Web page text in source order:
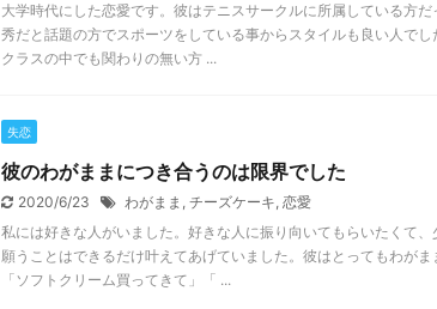
大学時代にした恋愛です。彼はテニスサークルに所属している方
秀だと話題の方でスポーツをしている事からスタイルも良い人でし
クラスの中でも関わりの無い方 ...
失恋
彼のわがままにつき合うのは限界でした
2020/6/23 わがまま , チーズケーキ, 恋愛
私には好きな人がいました。好きな人に振り向いてもらいたくて
願うことはできるだけ叶えてあげていました。彼はとってもわが
「ソフトクリーム買ってきて」「 ...